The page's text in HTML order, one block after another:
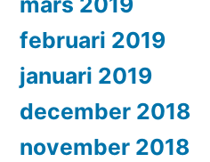
februari 2019
januari 2019
december 2018
november 2018